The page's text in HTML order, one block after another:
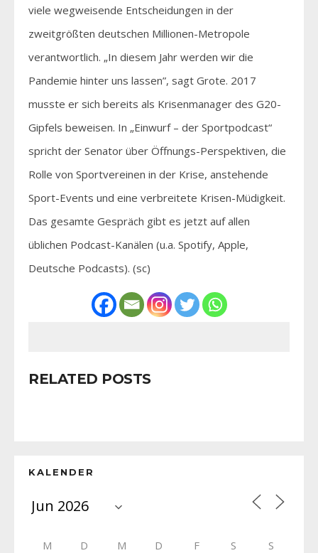
viele wegweisende Entscheidungen in der
zweitgrößten deutschen Millionen-Metropole
verantwortlich. „In diesem Jahr werden wir die
Pandemie hinter uns lassen”, sagt Grote. 2017
musste er sich bereits als Krisenmanager des G20-
Gipfels beweisen. In „Einwurf – der Sportpodcast“
spricht der Senator über Öffnungs-Perspektiven, die
Rolle von Sportvereinen in der Krise, anstehende
Sport-Events und eine verbreitete Krisen-Müdigkeit.
Das gesamte Gespräch gibt es jetzt auf allen
üblichen Podcast-Kanälen (u.a. Spotify, Apple,
Deutsche Podcasts). (sc)
RELATED POSTS
KALENDER
M D M D F S S